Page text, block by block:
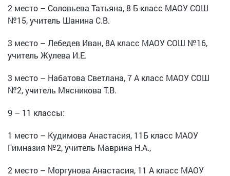
2 место – Соловьева Татьяна, 8 Б класс МАОУ СОШ
№15, учитель Шанина С.В.
3 место – Лебедев Иван, 8А класс МАОУ СОШ №16,
учитель Жулева И.Е.
3 место – Набатова Светлана, 7 А класс МАОУ СОШ
№2, учитель Мясникова Т.В.
9 – 11 классы:
1 место – Кудимова Анастасия, 11Б класс МАОУ
Гимназия №2, учитель Маврина Н.А.,
2 место – Моргунова Анастасия, 11 А класс МАОУ